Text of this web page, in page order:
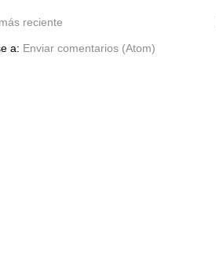
reciente
a: Enviar comentarios (Atom)